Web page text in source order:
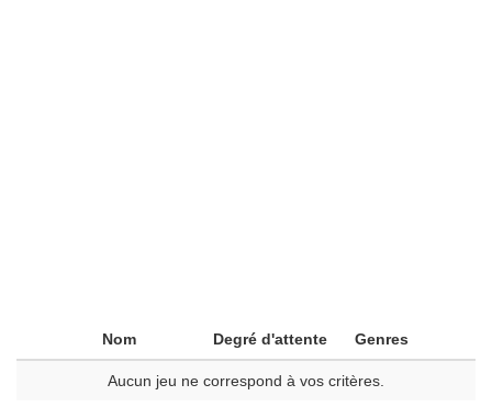
Nom Degré d'attente Genres
Aucun jeu ne correspond à vos critères.